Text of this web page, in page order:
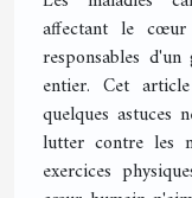
affectant le cœur
responsables
entier. Cet
quelques astuces
lutter contre les
exercices